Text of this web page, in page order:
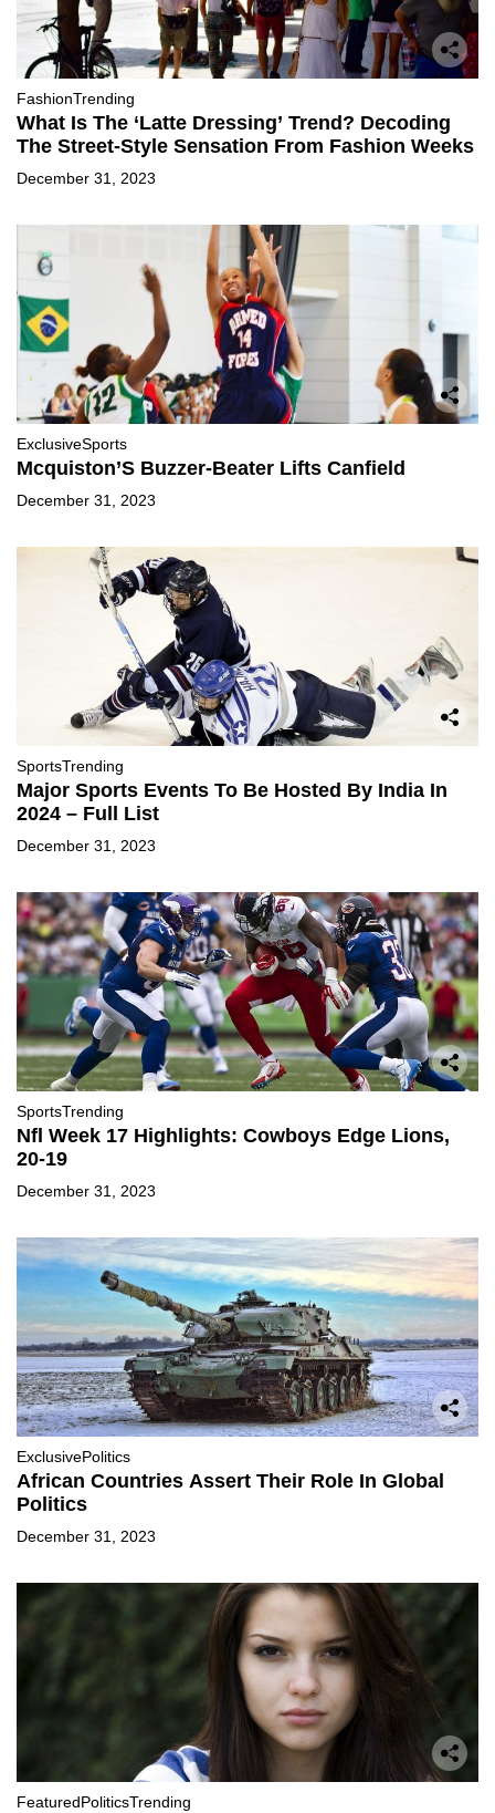
FashionTrending
What Is The ‘Latte Dressing’ Trend? Decoding
The Street-Style Sensation From Fashion Weeks
December 31, 2023
ExclusiveSports
Mcquiston’S Buzzer-Beater Lifts Canfield
December 31, 2023
SportsTrending
Major Sports Events To Be Hosted By India In
2024 – Full List
December 31, 2023
SportsTrending
Nfl Week 17 Highlights: Cowboys Edge Lions,
20-19
December 31, 2023
ExclusivePolitics
African Countries Assert Their Role In Global
Politics
December 31, 2023
FeaturedPoliticsTrending